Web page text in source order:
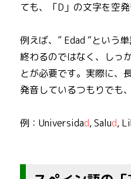
ても、「D」の文字を空発
例えば、” Edad “という
終わるのではなく、しっ
とが必要です。実際に、
発音しているつもりでも
例：Universidad, Salud,